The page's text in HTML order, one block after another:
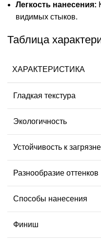
Легкость нанесения:
видимых стыков.
Таблица
ХАРАКТЕРИСТИКА
Гладкая текстура
Экологичность
Устойчивость к
Разнообразие оттенков
Способы нанесения
Финиш